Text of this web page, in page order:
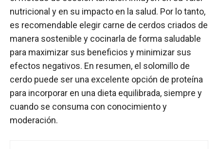
nutricional y en su impacto en la salud. Por lo tanto,
es recomendable elegir carne de cerdos criados de
manera sostenible y cocinarla de forma saludable
para maximizar sus beneficios y minimizar sus
efectos negativos. En resumen, el solomillo de
cerdo puede ser una excelente opción de proteína
para incorporar en una dieta equilibrada, siempre y
cuando se consuma con conocimiento y
moderación.